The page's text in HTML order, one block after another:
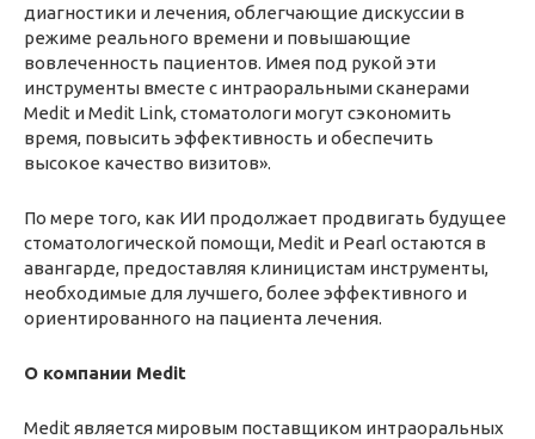
диагностики и лечения, облегчающие дискуссии в
режиме реального времени и повышающие
вовлеченность пациентов. Имея под рукой эти
инструменты вместе с интраоральными сканерами
Medit и Medit Link, стоматологи могут сэкономить
время, повысить эффективность и обеспечить
высокое качество визитов».
По мере того, как ИИ продолжает продвигать будущее
стоматологической помощи, Medit и Pearl остаются в
авангарде, предоставляя клиницистам инструменты,
необходимые для лучшего, более эффективного и
ориентированного на пациента лечения.
О компании Medit
Medit является мировым поставщиком интраоральных